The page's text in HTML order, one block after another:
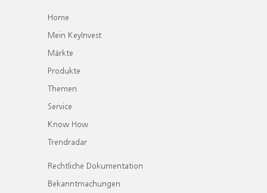
Home
Mein KeyInvest
Märkte
Produkte
Themen
Service
Know How
Trendradar
Rechtliche Dokumentation
Bekanntmachungen